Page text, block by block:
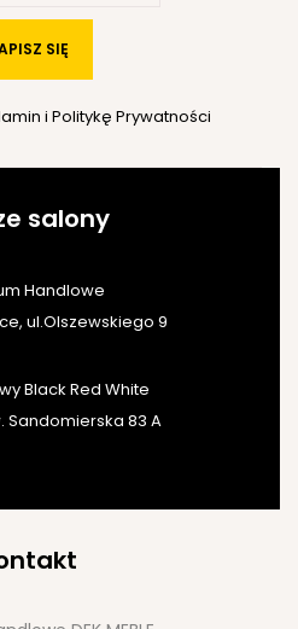
SIĘ
i Politykę Prywatności
salony
Handlowe
ul.Olszewskiego 9
Black Red White
Sandomierska 83 A